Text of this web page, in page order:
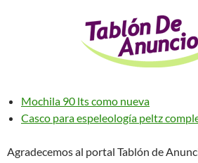
Mochila 90 lts como nueva
Casco para espeleología peltz
Agradecemos al portal Tablón de